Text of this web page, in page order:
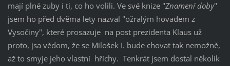
mají plné zuby i ti, co ho volili. Ve své knize "Znamení doby"
jsem ho před dvěma lety nazval "ožralým hovadem z
Vysočiny", které prosazuje na post prezidenta Klaus už
proto, jsa vědom, že se Milošek I. bude chovat tak nemožně,
až to smyje jeho vlastní hříchy. Tenkrát jsem dostal několik